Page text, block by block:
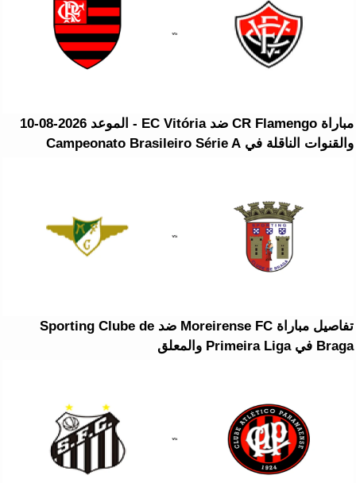
مباراة CR Flamengo ضد EC Vitória - الموعد 2026-08-10
والقنوات الناقلة في Campeonato Brasileiro Série A
تفاصيل مباراة Moreirense FC ضد Sporting Clube de
Braga في Primeira Liga والمعلق